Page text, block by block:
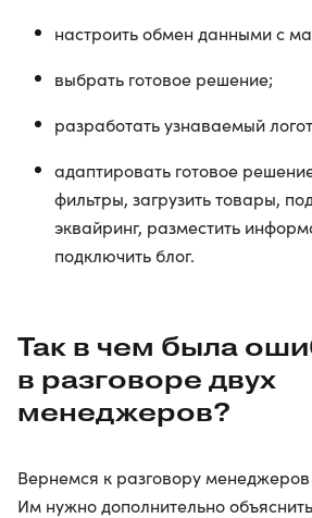
настроить обмен данными с
выбрать готовое решение;
разработать узнаваемый
адаптировать готовое
фильтры, загрузить товары,
эквайринг, разместить
подключить блог.
Так в чем была
в разговоре двух
менеджеров?
Вернемся к разговору менеджеров
Им нужно дополнительно